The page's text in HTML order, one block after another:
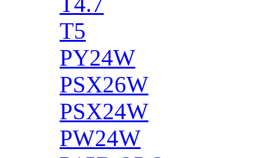
T5
PY24W
PSX26W
PSX24W
PW24W